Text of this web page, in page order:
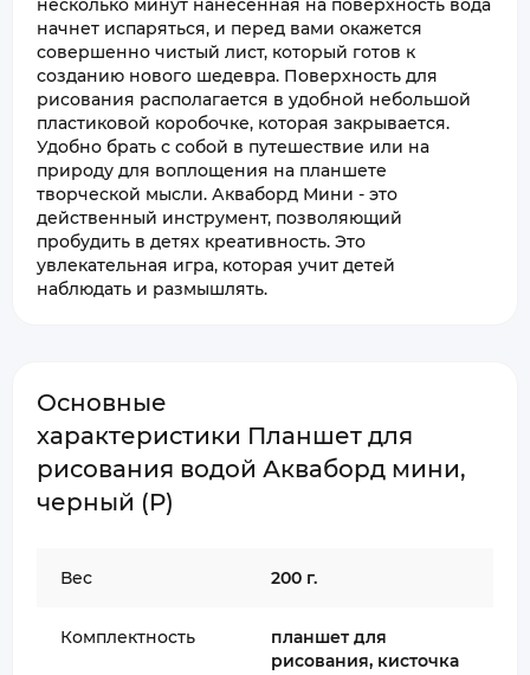
несколько минут нанесенная на поверхность вода
начнет испаряться, и перед вами окажется
совершенно чистый лист, который готов к
созданию нового шедевра. Поверхность для
рисования располагается в удобной небольшой
пластиковой коробочке, которая закрывается.
Удобно брать с собой в путешествие или на
природу для воплощения на планшете
творческой мысли. Акваборд Мини - это
действенный инструмент, позволяющий
пробудить в детях креативность. Это
увлекательная игра, которая учит детей
наблюдать и размышлять.
Основные
характеристики Планшет для
рисования водой Акваборд мини,
черный (P)
Вес 200 г.
Комплектность
планшет для
рисования, кисточка